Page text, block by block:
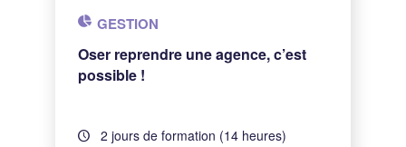
GESTION
Oser reprendre une agence, c’est
possible !
2 jours de formation (14 heures)